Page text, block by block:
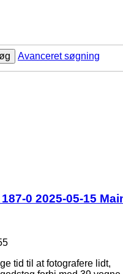
Avanceret søgning
0 2025-05-15
tid til at fotografere lidt,